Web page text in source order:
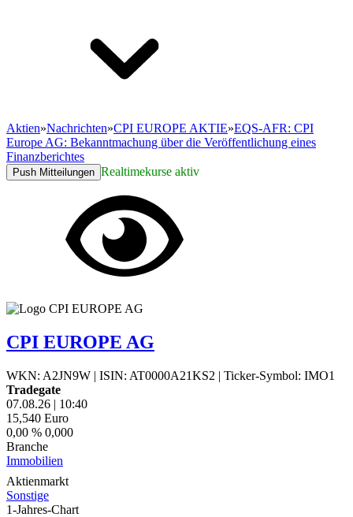
Aktien»Nachrichten»CPI EUROPE AKTIE»EQS-AFR: CPI
Europe AG: Bekanntmachung über die Veröffentlichung eines
Finanzberichtes
Push Mitteilungen Realtimekurse aktiv
CPI EUROPE AG
WKN: A2JN9W | ISIN: AT0000A21KS2 | Ticker-Symbol: IMO1
Tradegate
07.08.26 | 10:40
15,540 Euro
0,00 % 0,000
Branche
Immobilien
Aktienmarkt
Sonstige
1-Jahres-Chart